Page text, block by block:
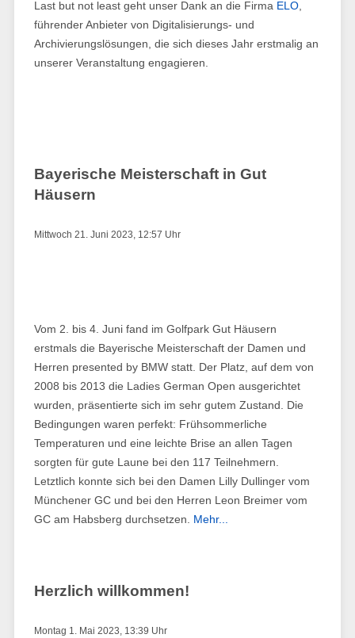
Last but not least geht unser Dank an die Firma ELO,
führender Anbieter von Digitalisierungs- und
Archivierungslösungen, die sich dieses Jahr erstmalig an
unserer Veranstaltung engagieren.
Bayerische Meisterschaft in Gut
Häusern
Mittwoch 21. Juni 2023, 12:57 Uhr
Vom 2. bis 4. Juni fand im Golfpark Gut Häusern
erstmals die Bayerische Meisterschaft der Damen und
Herren presented by BMW statt. Der Platz, auf dem von
2008 bis 2013 die Ladies German Open ausgerichtet
wurden, präsentierte sich im sehr gutem Zustand. Die
Bedingungen waren perfekt: Frühsommerliche
Temperaturen und eine leichte Brise an allen Tagen
sorgten für gute Laune bei den 117 Teilnehmern.
Letztlich konnte sich bei den Damen Lilly Dullinger vom
Münchener GC und bei den Herren Leon Breimer vom
GC am Habsberg durchsetzen. Mehr...
Herzlich willkommen!
Montag 1. Mai 2023, 13:39 Uhr